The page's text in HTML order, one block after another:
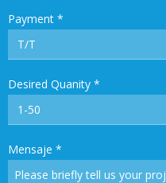
Payment *
Desired Quanity *
Mensaje *